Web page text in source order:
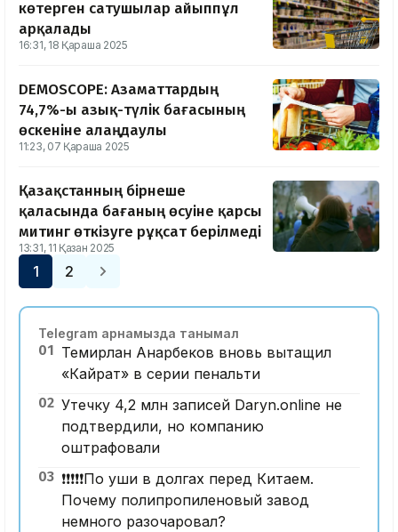
көтерген сатушылар айыппұл
арқалады
16:31, 18 Қараша 2025
DEMOSCOPE: Азаматтардың
74,7%-ы азық-түлік бағасының
өскеніне алаңдаулы
11:23, 07 Қараша 2025
Қазақстанның бірнеше
қаласында бағаның өсуіне қарсы
митинг өткізуге рұқсат берілмеді
13:31, 11 Қазан 2025
1 2
Telegram арнамызда танымал
01 Темирлан Анарбеков вновь вытащил
«Кайрат» в серии пенальти
02 Утечку 4,2 млн записей Daryn.online не
подтвердили, но компанию
оштрафовали
03 ❗️❗️❗️❗️❗️По уши в долгах перед Китаем.
Почему полипропиленовый завод
немного разочаровал?